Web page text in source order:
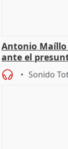
Antonio Maíllo
ante el
Sonido